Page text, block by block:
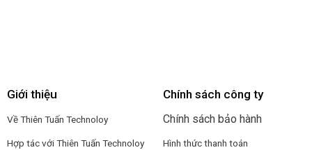
Giới thiệu
Về Thiên Tuấn Technoloy
Hợp tác với Thiên Tuấn Technoloy
Chính sách công ty
Chính sách bảo hành
Hình thức thanh toán